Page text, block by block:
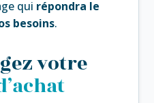
qui répondra le
besoins.
votre